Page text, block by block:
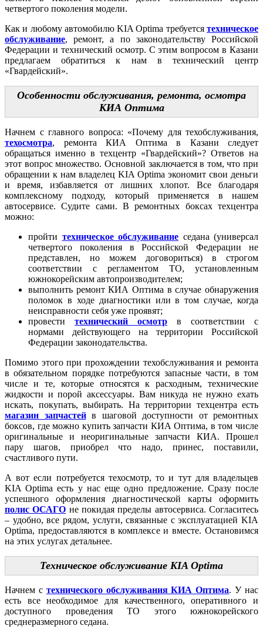
четвертого поколения модели.
Как и любому автомобилю KIA Optima требуется техническое
обслуживание, ремонт, а по законодательству Российской
Федерации и технический осмотр. С этим вопросом в Казани
предлагаем обратиться к нам в технический центр
«Гвардейский».
Особенности обслуживания, ремонта, осмотра
КИА Оптима
Начнем с главного вопроса: «Почему для техобслуживания,
техосмотра, ремонта КИА Оптима в Казани следует
обращаться именно в техцентр «Гвардейский»? Ответов на
этот вопрос множество. Основной заключается в том, что при
обращении к нам владелец KIA Optima экономит свои деньги
и время, избавляется от лишних хлопот. Все благодаря
комплексному подходу, который применяется в нашем
автосервисе. Судите сами. В ремонтных боксах техцентра
можно:
пройти техническое обслуживание седана (универсал
четвертого поколения в Российской Федерации не
представлен, но можем договориться) в строгом
соответствии с регламентом ТО, установленным
южнокорейским автопроизводителем;
выполнить ремонт КИА Оптима в случае обнаружения
поломок в ходе диагностики или в том случае, когда
неисправности себя уже проявят;
провести технический осмотр в соответствии с
нормами действующего на территории Российской
Федерации законодательства.
Помимо этого при прохождении техобслуживания и ремонта
в обязательном порядке потребуются запасные части, в том
числе и те, которые относятся к расходным, технические
жидкости и порой аксессуары. Вам никуда не нужно ехать
искать, покупать, выбирать. На территории техцентра есть
магазин запчастейв шаговой доступности от ремонтных
боксов, где можно купить запчасти КИА Оптима, в том числе
оригинальные и неоригинальные запчасти КИА. Прошел
пару шагов, приобрел что надо, принес, поставили,
счастливого пути.
А вот если потребуется техосмотр, то и тут для владельцев
KIA Optima есть у нас еще одно предложение. Сразу после
успешного оформления диагностической карты оформить
полис ОСАГО не покидая пределы автосервиса. Согласитесь
– удобно, все рядом, услуги, связанные с эксплуатацией KIA
Optima, предоставляются в комплексе и вместе. Остановимся
на этих услугах детальнее.
Техническое обслуживание KIA Optima
Начнем с технического обслуживания КИА Оптима. У нас
есть все необходимое для качественного, оперативного и
доступного проведения ТО этого южнокорейского
среднеразмерного седана.